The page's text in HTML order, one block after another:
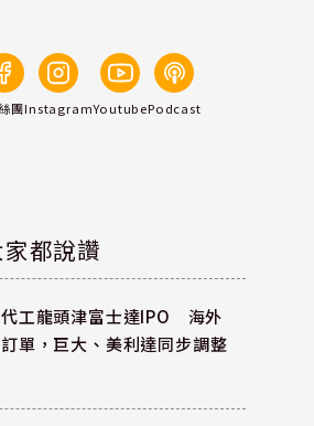
團InstagramYoutubePodcast
都說讚
工龍頭津富士達IPO 海外
單，巨大、美利達同步調整